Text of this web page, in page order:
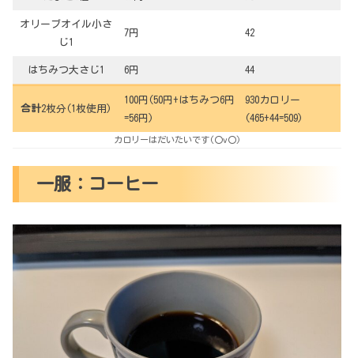
オリーブオイル小さ
じ1
7円 42
はちみつ大さじ1 6円 44
合計2枚分(1枚使用)
100円(50円+はちみつ6円
=56円)
930カロリー
(465+44=509)
カロリーはだいたいです(〇v〇)
一服：コーヒー